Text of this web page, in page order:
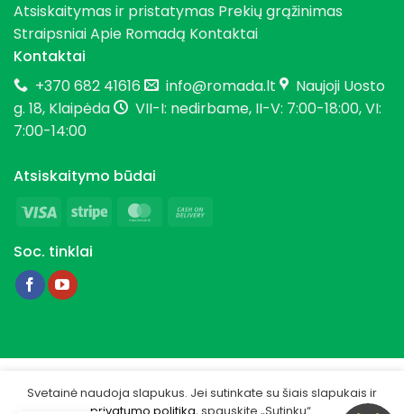
Atsiskaitymas ir pristatymas Prekių grąžinimas
StraipsniaiApie Romadą Kontaktai
Kontaktai
+370 682 41616
info@romada.lt
Naujoji Uosto
g. 18, Klaipėda
VII-I: nedirbame, II-V: 7:00-18:00, VI:
7:00-14:00
Atsiskaitymo būdai
Visa
Stripe MasterCard
Soc. tinklai
Svetainė naudoja slapukus. Jei sutinkate su šiais slapukais ir